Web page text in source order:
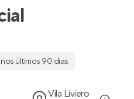
últimos 90 dias
Vila Liviero